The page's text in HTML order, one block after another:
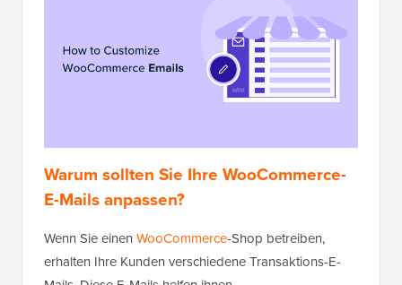
Warum sollten Sie Ihre WooCommerce-
E-Mails anpassen?
Wenn Sie einen WooCommerce-Shop betreiben,
erhalten Ihre Kunden verschiedene Transaktions-E-